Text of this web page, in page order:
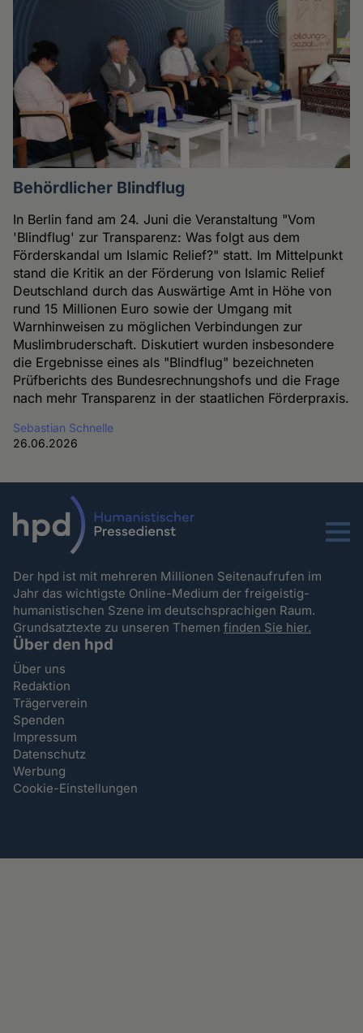
Behördlicher Blindflug
In Berlin fand am 24. Juni die Veranstaltung "Vom
'Blindflug' zur Transparenz: Was folgt aus dem
Förderskandal um Islamic Relief?" statt. Im Mittelpunkt
stand die Kritik an der Förderung von Islamic Relief
Deutschland durch das Auswärtige Amt in Höhe von
rund 15 Millionen Euro sowie der Umgang mit
Warnhinweisen zu möglichen Verbindungen zur
Muslimbruderschaft. Diskutiert wurden insbesondere
die Ergebnisse eines als "Blindflug" bezeichneten
Prüfberichts des Bundesrechnungshofs und die Frage
nach mehr Transparenz in der staatlichen Förderpraxis.
Sebastian Schnelle
26.06.2026
Menu
Der hpd ist mit mehreren Millionen Seitenaufrufen im
Jahr das wichtigste Online-Medium der freigeistig-
humanistischen Szene im deutschsprachigen Raum.
Grundsatztexte zu unseren Themenfinden Sie hier.
Über den hpd
Über uns
Redaktion
Trägerverein
Spenden
Impressum
Datenschutz
Werbung
Cookie-Einstellungen